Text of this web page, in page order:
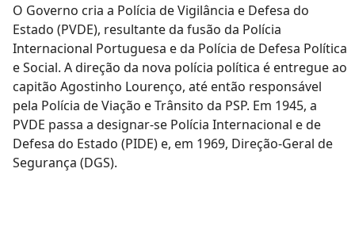
O Governo cria a Polícia de Vigilância e Defesa do
Estado (PVDE), resultante da fusão da Polícia
Internacional Portuguesa e da Polícia de Defesa Política
e Social. A direção da nova polícia política é entregue ao
capitão Agostinho Lourenço, até então responsável
pela Polícia de Viação e Trânsito da PSP. Em 1945, a
PVDE passa a designar-se Polícia Internacional e de
Defesa do Estado (PIDE) e, em 1969, Direção-Geral de
Segurança (DGS).